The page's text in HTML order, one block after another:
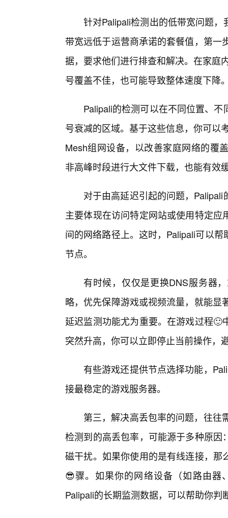
针对Palipali检测出的低带宽问题
带宽远低于运营商承诺的套餐值，第一
据，要求他们进行排查和解决。在家庭
号覆盖不佳，也可能导致整体速度下降
Palipali的检测可以在不同位置、不
号衰减的区域。基于这些信息，你可以
Mesh组网设备，以改善家庭网络的覆
非高峰时段进行大文件下载，也能有效
对于由高延迟引起的问题，
主要体现在访问特定网站或使用特定
间的网络路径上。这时，Palipali可以
节点。
有时候，仅仅是更换DNS服务器
略，优先保障游戏或视频流量，就能显
延迟监测功能尤为重要。在游戏过程
突然升高，你可以立即停止当前操作，
有些游戏还提供节点选择功能，
接最稳定的游戏服务器。
第三，解决高丢包率的问题，往往
检测到的高丢包率，可能源于多种原
磁干扰。如果你使用的是有线连接，
😎骤。如果你的网络设备（如路由器
Palipali的长期监测数据，可以帮助你判